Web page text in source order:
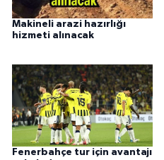
Makineli arazi hazırlığı
hizmeti alınacak
Fenerbahçe tur için avantajı